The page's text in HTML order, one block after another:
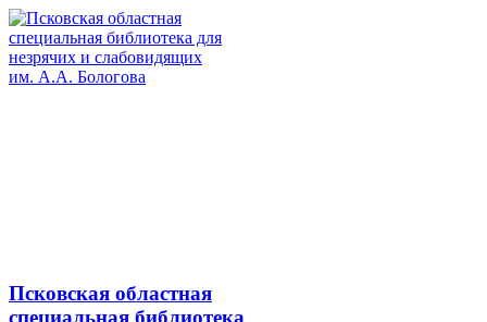
Псковская областная
специальная библиотека